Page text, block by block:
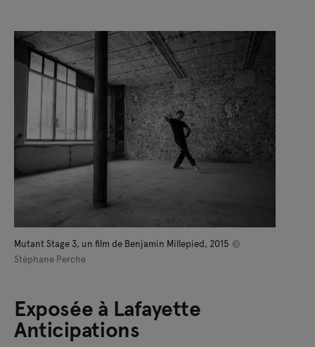
Mutant Stage 3, un film de Benjamin Millepied, 2015 ©
Stéphane Perche
Exposée à Lafayette
Anticipations